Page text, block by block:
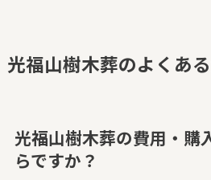
光福山樹木葬のよくあ
光福山樹木葬の費用・購
らですか？